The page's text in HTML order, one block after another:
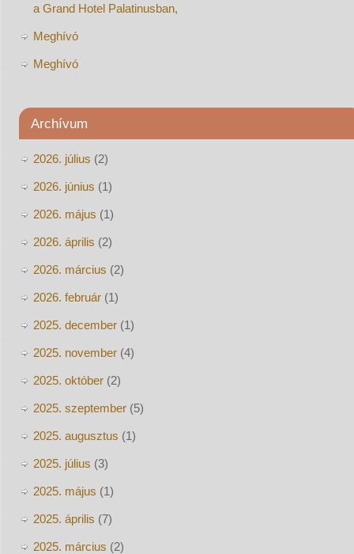
a Grand Hotel Palatinusban,
Meghívó
Meghívó
Archívum
2026. július (2)
2026. június (1)
2026. május (1)
2026. április (2)
2026. március (2)
2026. február(1)
2025. december(1)
2025. november(4)
2025. október(2)
2025. szeptember(5)
2025. augusztus (1)
2025. július (3)
2025. május (1)
2025. április (7)
2025. március (2)